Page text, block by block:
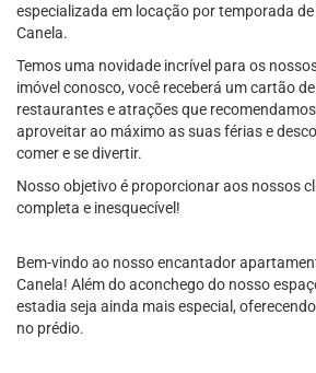
especializada em locação por temporada
Canela.
Temos uma novidade incrível para os
imóvel conosco, você receberá um cartão
restaurantes e atrações que
aproveitar ao máximo as suas férias e
comer e se divertir.
Nosso objetivo é proporcionar aos nossos
completa e inesquecível!
Bem-vindo ao nosso encantador
Canela! Além do aconchego do nosso
estadia seja ainda mais especial,
no prédio.